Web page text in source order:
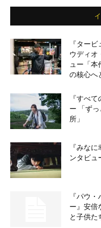
『ター
ウディオ
ュー「本
の核心へ
『すべ
ー 「ず
所」
『みな
ンタビュ
『パウ
ー』安倍
と子供た